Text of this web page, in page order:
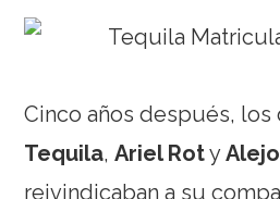
Cinco años después,
Tequila,Ariel Roty
reivindicaban a su